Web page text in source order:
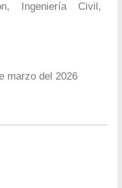
Ingeniería Civil,
marzo del 2026